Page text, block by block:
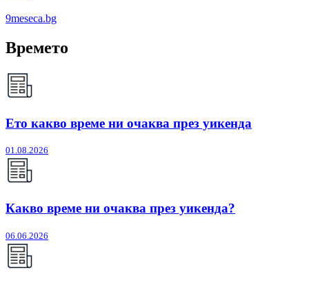
9meseca.bg
Времето
Ето какво време ни очаква през уикенда
01.08.2026
Какво време ни очаква през уикенда?
06.06.2026